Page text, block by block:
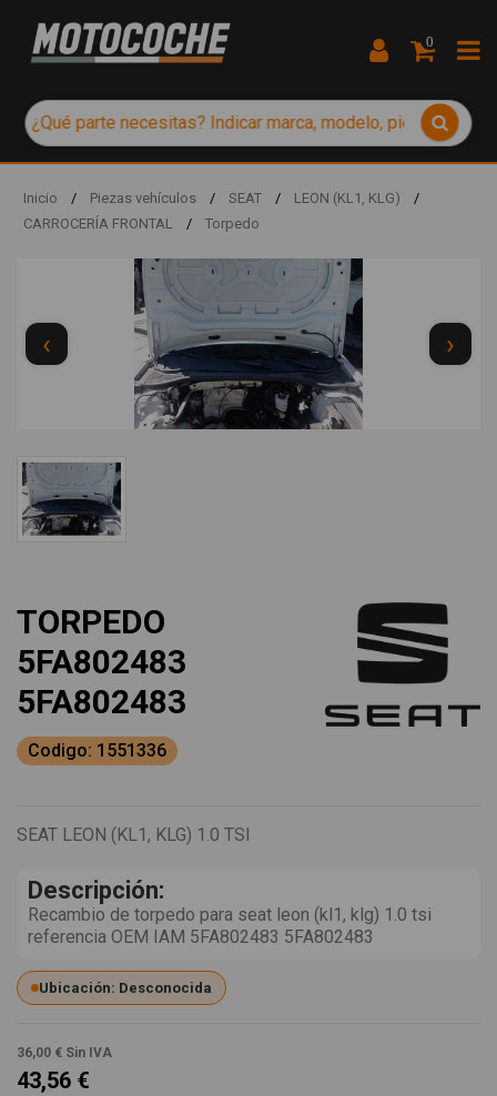
0
Inicio / Piezas vehículos / SEAT / LEON (KL1, KLG)
/
CARROCERÍA FRONTAL
/ Torpedo
‹ ›
TORPEDO
5FA802483
5FA802483
Codigo: 1551336
SEAT LEON (KL1, KLG) 1.0 TSI
Descripción:
Recambio de torpedo para seat leon (kl1, klg) 1.0 tsi
referencia OEM IAM 5FA802483 5FA802483
Ubicación: Desconocida
36,00 € Sin IVA
43,56 €